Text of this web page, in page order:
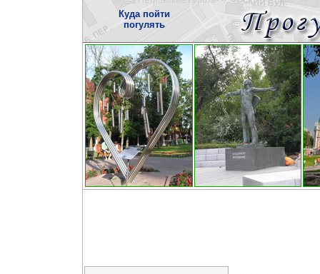
Куда пойти
погулять